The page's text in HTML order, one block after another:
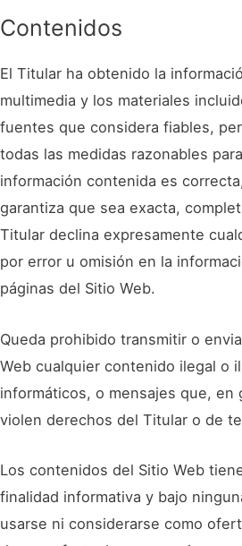
Contenidos
El Titular ha obtenido la
multimedia y los materiales
fuentes que considera fiables,
todas las medidas razonables
información contenida es
garantiza que sea exacta,
Titular declina expresamente
por error u omisión en la
páginas del Sitio Web.
Queda prohibido transmitir o
Web cualquier contenido ilegal o
informáticos, o mensajes que, en
violen derechos del Titular o de
Los contenidos del Sitio Web
finalidad informativa y bajo
usarse ni considerarse como